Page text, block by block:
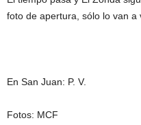
foto de apertura, sólo lo van
En San Juan: P. V.
Fotos: MCF